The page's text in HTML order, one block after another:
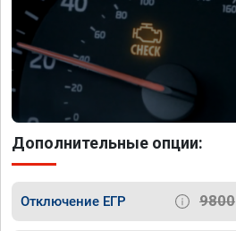
Дополнительные опции:
Отключение ЕГР 9800